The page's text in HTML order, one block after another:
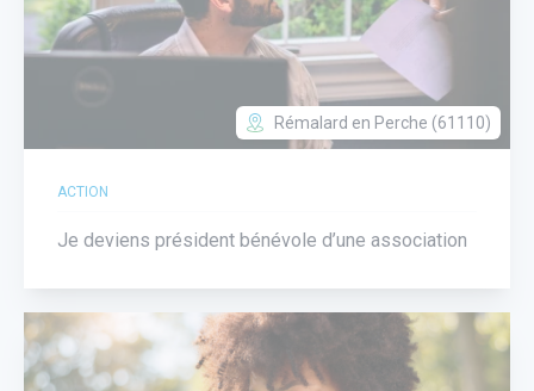
Rémalard en Perche (61110)
ACTION
Je deviens président bénévole d’une association